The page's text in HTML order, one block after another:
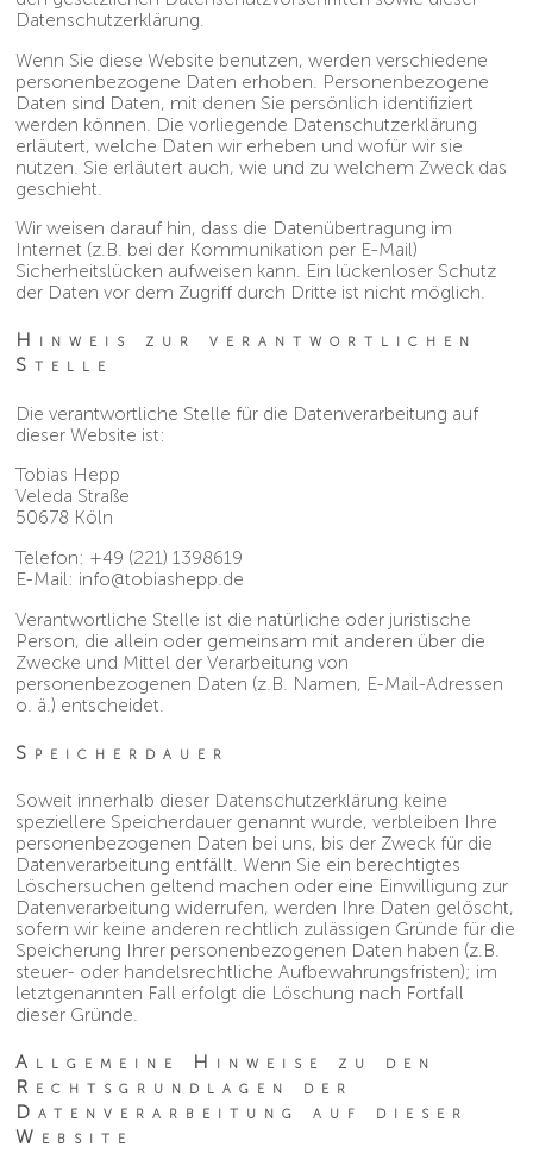
Datenschutzerklärung.
Wenn Sie diese Website benutzen, werden verschiedene
personenbezogene Daten erhoben. Personenbezogene
Daten sind Daten, mit denen Sie persönlich identifiziert
werden können. Die vorliegende Datenschutzerklärung
erläutert, welche Daten wir erheben und wofür wir sie
nutzen. Sie erläutert auch, wie und zu welchem Zweck das
geschieht.
Wir weisen darauf hin, dass die Datenübertragung im
Internet (z.B. bei der Kommunikation per E-Mail)
Sicherheitslücken aufweisen kann. Ein lückenloser Schutz
der Daten vor dem Zugriff durch Dritte ist nicht möglich.
Hinweis zur verantwortlichen
Stelle
Die verantwortliche Stelle für die Datenverarbeitung auf
dieser Website ist:
Tobias Hepp
Veleda Straße
50678 Köln
Telefon: +49 (221) 1398619
E-Mail: info@tobiashepp.de
Verantwortliche Stelle ist die natürliche oder juristische
Person, die allein oder gemeinsam mit anderen über die
Zwecke und Mittel der Verarbeitung von
personenbezogenen Daten (z.B. Namen, E-Mail-Adressen
o. ä.) entscheidet.
Speicherdauer
Soweit innerhalb dieser Datenschutzerklärung keine
speziellere Speicherdauer genannt wurde, verbleiben Ihre
personenbezogenen Daten bei uns, bis der Zweck für die
Datenverarbeitung entfällt. Wenn Sie ein berechtigtes
Löschersuchen geltend machen oder eine Einwilligung zur
Datenverarbeitung widerrufen, werden Ihre Daten gelöscht,
sofern wir keine anderen rechtlich zulässigen Gründe für die
Speicherung Ihrer personenbezogenen Daten haben (z.B.
steuer- oder handelsrechtliche Aufbewahrungsfristen); im
letztgenannten Fall erfolgt die Löschung nach Fortfall
dieser Gründe.
Allgemeine Hinweise zu den
Rechtsgrundlagen der
Datenverarbeitung auf dieser
Website